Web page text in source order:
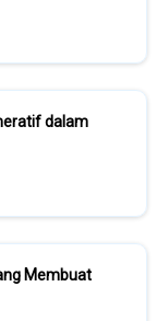
dalam
Membuat